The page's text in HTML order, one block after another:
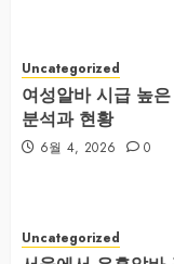
Uncategorized
여성알바 시급 높
분석과 현황
6월 4, 2026 0
Uncategorized